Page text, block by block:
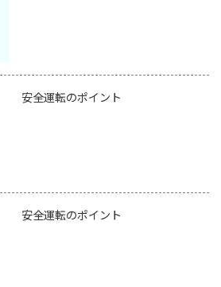
安全運転のポイント
安全運転のポイント